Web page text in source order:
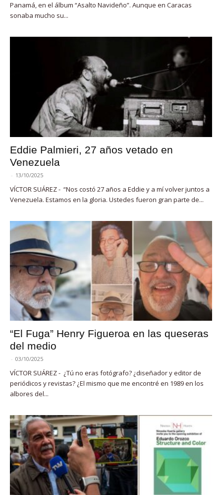
Panamá, en el álbum “Asalto Navideño”. Aunque en Caracas
sonaba mucho su...
Eddie Palmieri, 27 años vetado en
Venezuela
- 13/10/2025
VÍCTOR SUÁREZ - “Nos costó 27 años a Eddie y a mí volver juntos a
Venezuela. Estamos en la gloria. Ustedes fueron gran parte de...
“El Fuga” Henry Figueroa en las queseras
del medio
- 03/10/2025
VÍCTOR SUÁREZ - ¿Tú no eras fotógrafo? ¿diseñador y editor de
periódicos y revistas? ¿El mismo que me encontré en 1989 en los
albores del...